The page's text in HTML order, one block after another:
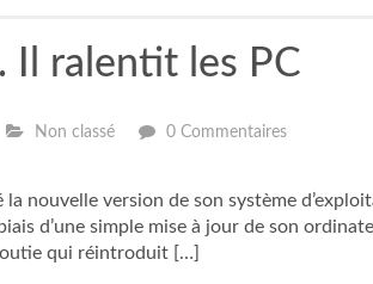
Il ralentit les PC
Non classé 0 Commentaires
nouvelle version de son système
d’une simple mise à jour de son
qui réintroduit […]